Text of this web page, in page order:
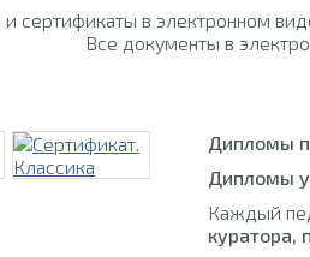
сертификаты в электронном
Все документы в
Дипломы
Дипломы
Каждый
куратора,